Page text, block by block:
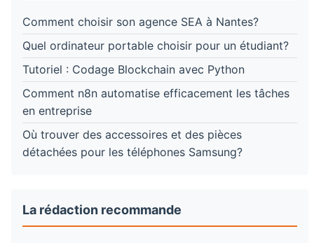
Comment choisir son agence SEA à Nantes?
Quel ordinateur portable choisir pour un étudiant?
Tutoriel : Codage Blockchain avec Python
Comment n8n automatise efficacement les tâches
en entreprise
Où trouver des accessoires et des pièces
détachées pour les téléphones Samsung?
La rédaction recommande